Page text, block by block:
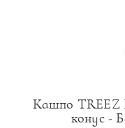
Кашпо TREEZ
конус -